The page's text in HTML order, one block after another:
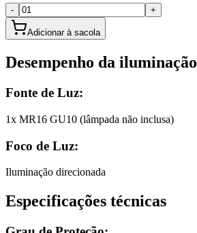
- +
Adicionar à sacola
Desempenho da iluminação
Fonte de Luz:
1x MR16 GU10 (lâmpada não inclusa)
Foco de Luz:
Iluminação direcionada
Especificações técnicas